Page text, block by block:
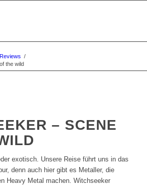
Reviews /
the wild
– SCENE
exotisch. Unsere Reise führt uns in das
denn auch hier gibt es Metaller, die
Heavy Metal machen. Witchseeker